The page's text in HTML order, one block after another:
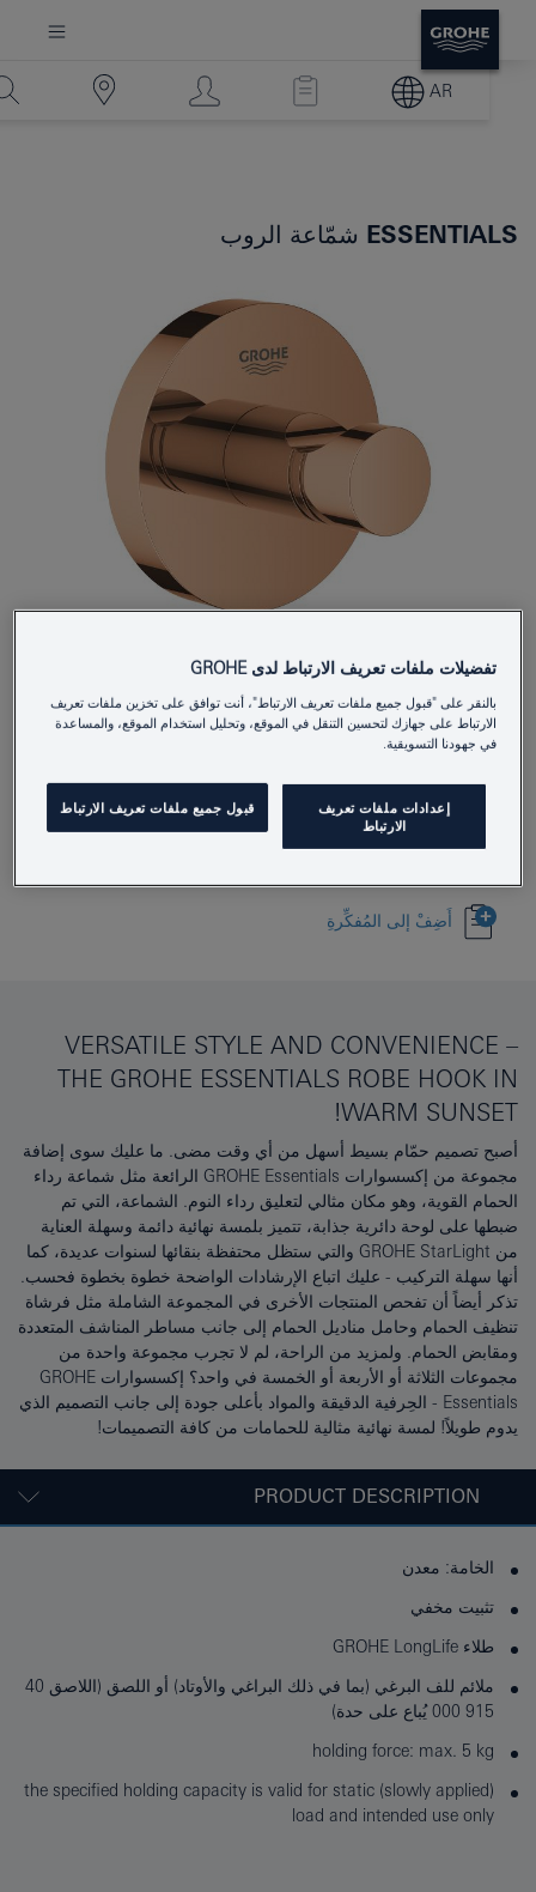
AR
ESSENTIALS شمّاعة الروب
Product Number
EAN
4005176428913
Download specification
أَضِفْ إلى المُفكِّرةِ
VERSATILE STYLE AND CONVENIENCE –
THE GROHE ESSENTIALS ROBE HOOK IN
WARM SUNSET!
أصبح تصميم حمّام بسيط أسهل من أي وقت مضى. ما عليك سوى إضافة
مجموعة من إكسسوارات GROHE Essentials الرائعة مثل شماعة رداء
الحمام القوية، وهو مكان مثالي لتعليق رداء النوم. الشماعة، التي تم
ضبطها على لوحة دائرية جذابة، تتميز بلمسة نهائية دائمة وسهلة العناية
من GROHE StarLight والتي ستظل محتفظة بنقائها لسنوات عديدة، كما
أنها سهلة التركيب - عليك اتباع الإرشادات الواضحة خطوة بخطوة فحسب.
تذكر أيضاً أن تفحص المنتجات الأخرى في المجموعة الشاملة مثل فرشاة
تنظيف الحمام وحامل مناديل الحمام إلى جانب مساطر المناشف المتعددة
ومقابض الحمام. ولمزيد من الراحة، لم لا تجرب مجموعة واحدة من
مجموعات الثلاثة أو الأربعة أو الخمسة في واحد؟ إكسسوارات GROHE
Essentials - الحِرفية الدقيقة والمواد بأعلى جودة إلى جانب التصميم الذي
يدوم طويلاً! لمسة نهائية مثالية للحمامات من كافة التصميمات!
PRODUCT DESCRIPTION
الخامة: معدن
تثبيت مخفي
طلاء GROHE LongLife
ملائم للف البرغي (بما في ذلك البراغي والأوتاد) أو اللصق (اللاصق 40
915 000 يُباع على حدة)
holding force: max. 5 kg
the specified holding capacity is valid for static (slowly applied)
load and intended use only
تفضيلات ملفات تعريف الارتباط لدى GROHE
بالنقر على "قبول جميع ملفات تعريف الارتباط"، أنت توافق على تخزين ملفات تعريف
الارتباط على جهازك لتحسين التنقل في الموقع، وتحليل استخدام الموقع، والمساعدة
في جهودنا التسويقية.
إعدادات ملفات تعريف
الارتباط
قبول جميع ملفات تعريف الارتباط